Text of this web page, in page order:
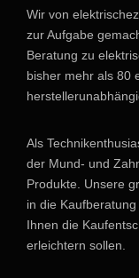
Wir von
zur Aufgabe
Beratung zu
bisher mehr als 80
Als
der Mund- und
Produkte. Unsere
in die
Ihnen die
erleichtern sollen.